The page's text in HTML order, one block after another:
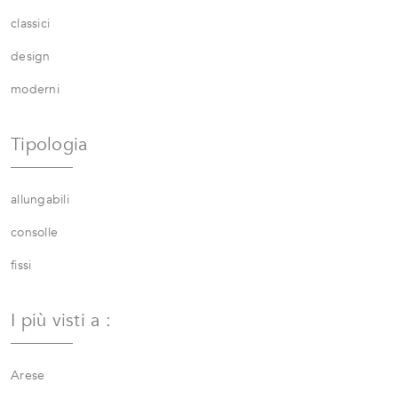
classici
design
moderni
Tipologia
allungabili
consolle
fissi
I più visti a :
Arese